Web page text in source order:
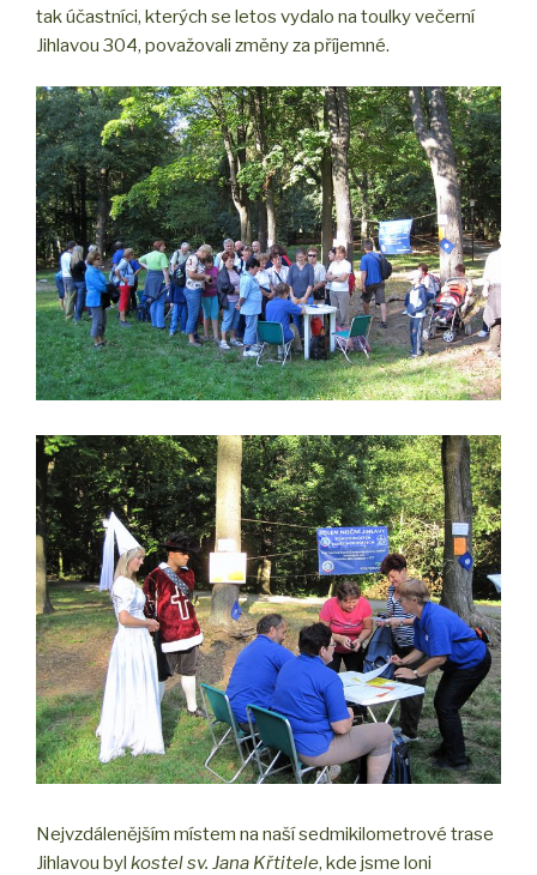
tak účastníci, kterých se letos vydalo na toulky večerní
Jihlavou 304, považovali změny za příjemné.
Nejvzdálenějším místem na naší sedmikilometrové trase
Jihlavou byl kostel sv. Jana Křtitele, kde jsme loni